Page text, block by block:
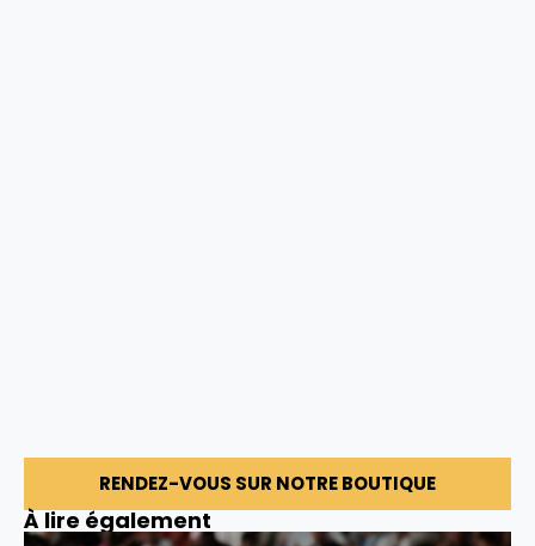
RENDEZ-VOUS SUR NOTRE BOUTIQUE
À lire également